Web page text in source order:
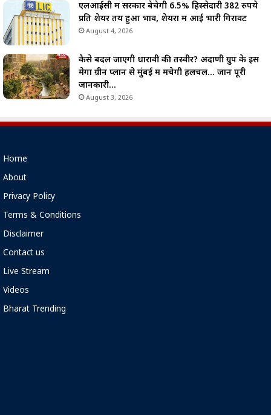
एलआईसी में सरकार बेचेगी 6.5% हिस्सेदारी 382 रुपये
प्रति शेयर तय हुआ भाव, शेयरों में आई भारी गिरावट
August 4, 2026
कैसे बदल जाएगी धारावी की तस्वीर? अदाणी ग्रुप के इस
मेगा ग्रीन प्लान से मुंबई में मचेगी हलचल… जानें पूरी
जानकारी…
August 3, 2026
Home
About
Privacy Policy
Terms & Conditions
Disclaimer
Contact us
Live Stream
Videos
Bharat Trending